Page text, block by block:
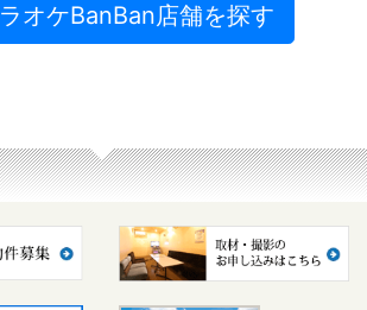
オケBanBan店舗を探す